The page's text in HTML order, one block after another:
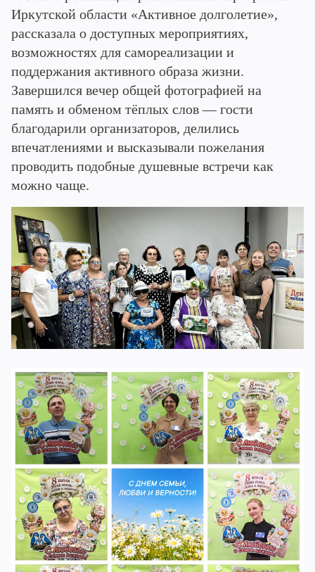
Иркутской области «Активное долголетие»,
рассказала о доступных мероприятиях,
возможностях для самореализации и
поддержания активного образа жизни.
Завершился вечер общей фотографией на
память и обменом тёплых слов — гости
благодарили организаторов, делились
впечатлениями и высказывали пожелания
проводить подобные душевные встречи как
можно чаще.